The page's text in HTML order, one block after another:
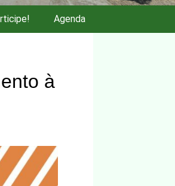
Agenda
à